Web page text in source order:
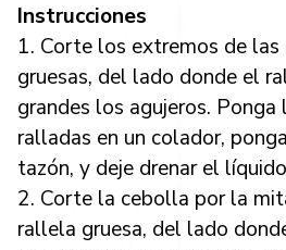
Instrucciones
1. Corte los extremos de
gruesas, del lado donde el
grandes los agujeros.
ralladas en un colador,
tazón, y deje drenar el
2. Corte la cebolla por la
rallela gruesa, del lado